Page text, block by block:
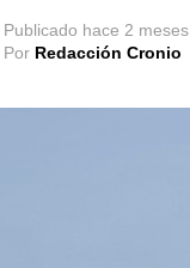
Publicado hace 2 meses
Por Redacción Cronio